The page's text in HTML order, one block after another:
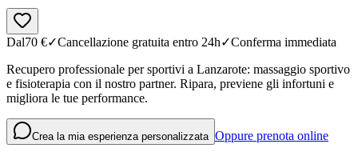
Dal70 €✓Cancellazione gratuita entro 24h✓Conferma immediata
Recupero professionale per sportivi a Lanzarote: massaggio sportivo
e fisioterapia con il nostro partner. Ripara, previene gli infortuni e
migliora le tue performance.
Crea la mia esperienza personalizzata Oppure prenota online